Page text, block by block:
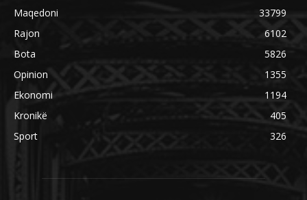
Maqedoni
33799
Rajon
6102
Bota
5826
Opinion
1355
Ekonomi
1194
Kronikë
405
Sport
326